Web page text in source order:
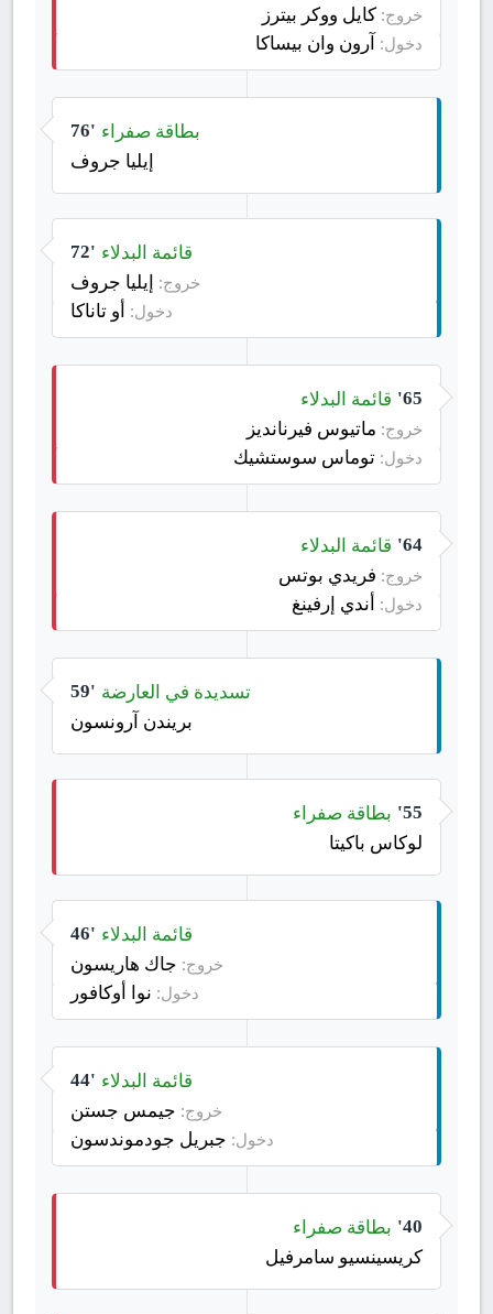
خروج: كايل ووكر بيترز
دخول: آرون وان بيساكا
76' بطاقة صفراء
إيليا جروف
72' قائمة البدلاء
خروج: إيليا جروف
دخول: أو تاناكا
65' قائمة البدلاء
خروج: ماتيوس فيرنانديز
دخول: توماس سوستشيك
64' قائمة البدلاء
خروج: فريدي بوتس
دخول: أندي إرفينغ
59' تسديدة في العارضة
بريندن آرونسون
55' بطاقة صفراء
لوكاس باكيتا
46' قائمة البدلاء
خروج: جاك هاريسون
دخول: نوا أوكافور
44' قائمة البدلاء
خروج: جيمس جستن
دخول: جبريل جودموندسون
40' بطاقة صفراء
كريسينسيو سامرفيل